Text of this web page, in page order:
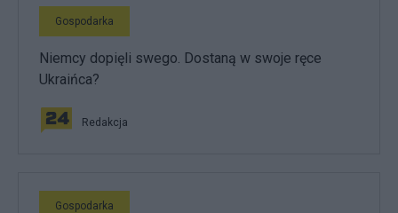
Gospodarka
Niemcy dopięli swego. Dostaną w swoje ręce
Ukraińca?
Redakcja
Gospodarka